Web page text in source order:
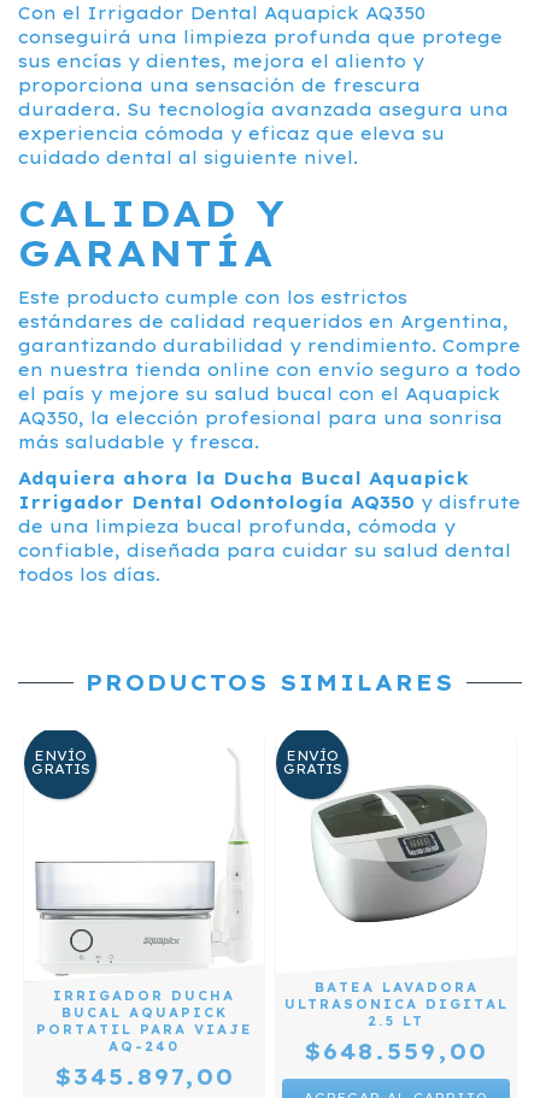
Con el Irrigador Dental Aquapick AQ350
conseguirá una limpieza profunda que protege
sus encías y dientes, mejora el aliento y
proporciona una sensación de frescura
duradera. Su tecnología avanzada asegura una
experiencia cómoda y eficaz que eleva su
cuidado dental al siguiente nivel.
CALIDAD Y
GARANTÍA
Este producto cumple con los estrictos
estándares de calidad requeridos en Argentina,
garantizando durabilidad y rendimiento. Compre
en nuestra tienda online con envío seguro a todo
el país y mejore su salud bucal con el Aquapick
AQ350, la elección profesional para una sonrisa
más saludable y fresca.
Adquiera ahora la Ducha Bucal Aquapick
Irrigador Dental Odontología AQ350 y disfrute
de una limpieza bucal profunda, cómoda y
confiable, diseñada para cuidar su salud dental
todos los días.
PRODUCTOS SIMILARES
ENVÍO
GRATIS
IRRIGADOR DUCHA
BUCAL AQUAPICK
PORTATIL PARA VIAJE
AQ-240
$345.897,00
ENVÍO
GRATIS
BATEA LAVADORA
ULTRASONICA DIGITAL
2.5 LT
$648.559,00